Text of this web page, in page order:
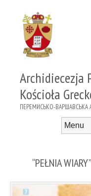
Archidiecezja
Kościoła
ПЕРЕМИСЬКО-ВАРШАВСЬКА
“PEŁNIA